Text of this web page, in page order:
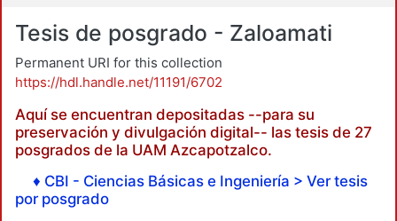
Tesis de posgrado - Zaloamati
Permanent URI for this collection
https://hdl.handle.net/11191/6702
Aquí se encuentran depositadas --para su
preservación y divulgación digital-- las tesis de 27
posgrados de la UAM Azcapotzalco.
♦ CBI - Ciencias Básicas e Ingeniería > Ver tesis
por posgrado